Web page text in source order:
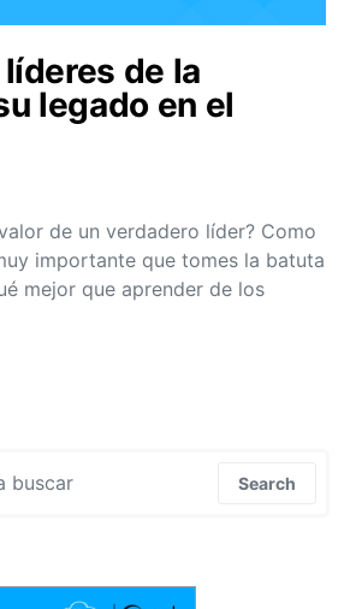
de la
legado en el
de un verdadero líder? Como
importante que tomes la batuta
mejor que aprender de los
Search